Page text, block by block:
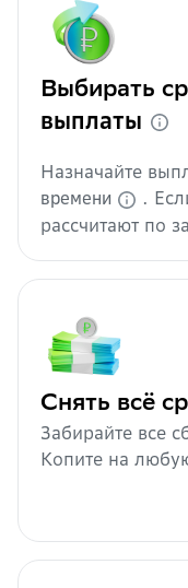
Выбирать
выплаты
Назначайте
времени В
.
рассчитают по
Снять всё
Забирайте все
Копите на